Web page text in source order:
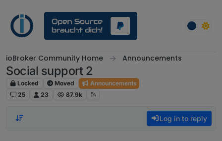
ioBroker Community Home Announcements
Social support 2
Locked Moved
Announcements
25
23 87.9k
Log in to reply